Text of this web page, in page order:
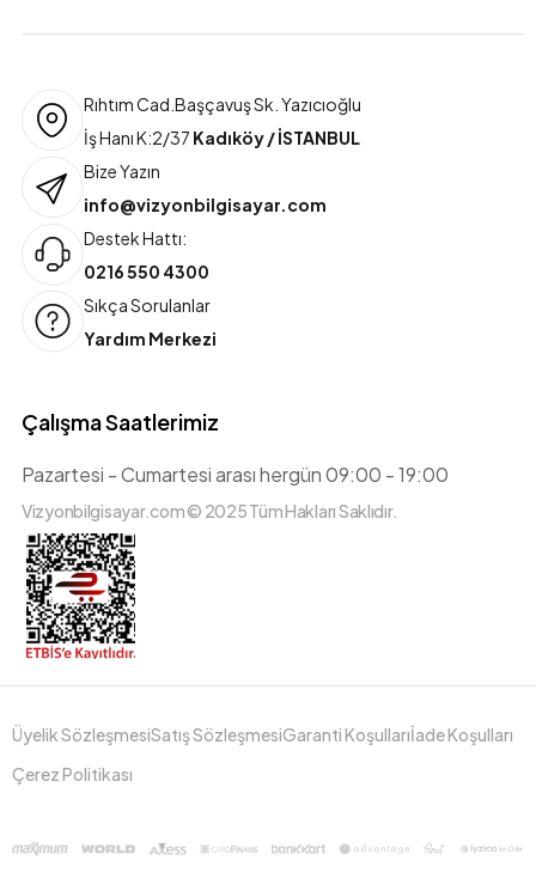
Rıhtım Cad.Başçavuş Sk. Yazıcıoğlu
İş Hanı K:2/37 Kadıköy / İSTANBUL
Bize Yazın
info@vizyonbilgisayar.com
Destek Hattı:
0216 550 4300
Sıkça Sorulanlar
Yardım Merkezi
Çalışma Saatlerimiz
Pazartesi - Cumartesi arası hergün 09:00 - 19:00
Vizyonbilgisayar.com © 2025 Tüm Hakları Saklıdır.
Üyelik SözleşmesiSatış SözleşmesiGaranti Koşullarıİade Koşulları
Çerez Politikası